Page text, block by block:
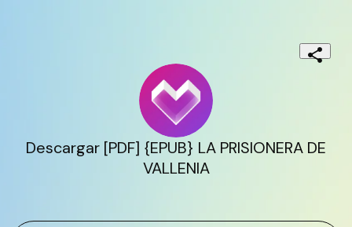
Descargar [PDF] {EPUB} LA PRISIONERA DE
VALLENIA